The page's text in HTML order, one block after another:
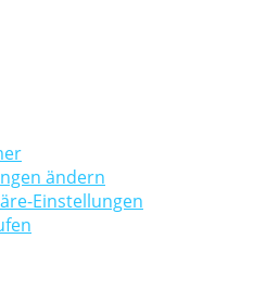
ändern
Einstellungen